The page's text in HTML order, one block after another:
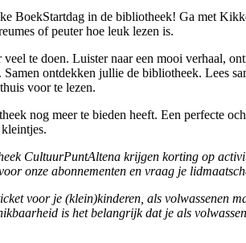
BoekStartdag in de bibliotheek! Ga met
of peuter hoe leuk lezen is.
veel te doen. Luister naar een mooi verhaal,
ontdekken jullie de bibliotheek. Lees
voor te lezen.
nog meer te bieden heeft. Een perfecte
CultuurPuntAltena krijgen korting op
onze abonnementen en vraag je
voor je (klein)kinderen, als volwassenen
is het belangrijk dat je als